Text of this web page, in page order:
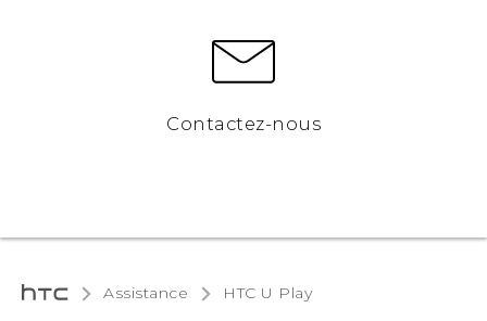
Contactez-nous
Assistance HTC U Play‎